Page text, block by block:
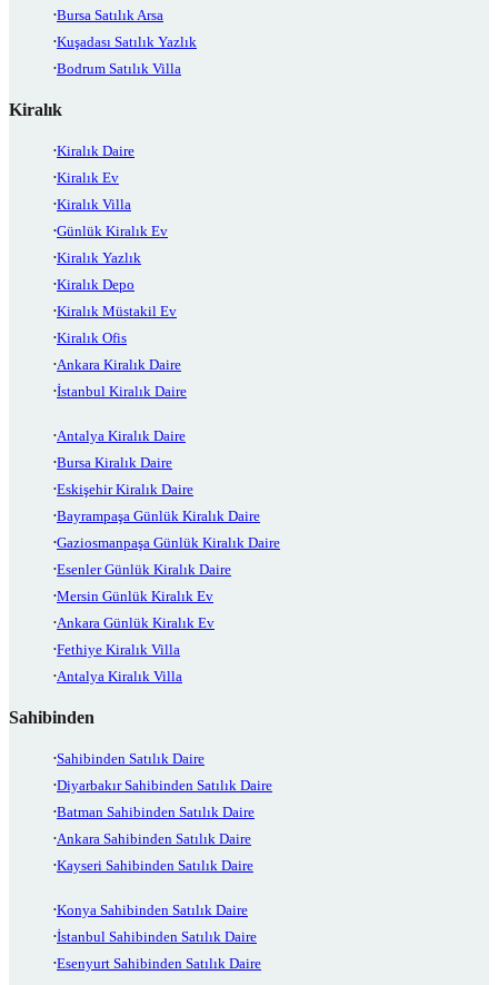
Bursa Satılık Arsa
Kuşadası Satılık Yazlık
Bodrum Satılık Villa
Kiralık
Kiralık Daire
Kiralık Ev
Kiralık Villa
Günlük Kiralık Ev
Kiralık Yazlık
Kiralık Depo
Kiralık Müstakil Ev
Kiralık Ofis
Ankara Kiralık Daire
İstanbul Kiralık Daire
Antalya Kiralık Daire
Bursa Kiralık Daire
Eskişehir Kiralık Daire
Bayrampaşa Günlük Kiralık Daire
Gaziosmanpaşa Günlük Kiralık Daire
Esenler Günlük Kiralık Daire
Mersin Günlük Kiralık Ev
Ankara Günlük Kiralık Ev
Fethiye Kiralık Villa
Antalya Kiralık Villa
Sahibinden
Sahibinden Satılık Daire
Diyarbakır Sahibinden Satılık Daire
Batman Sahibinden Satılık Daire
Ankara Sahibinden Satılık Daire
Kayseri Sahibinden Satılık Daire
Konya Sahibinden Satılık Daire
İstanbul Sahibinden Satılık Daire
Esenyurt Sahibinden Satılık Daire